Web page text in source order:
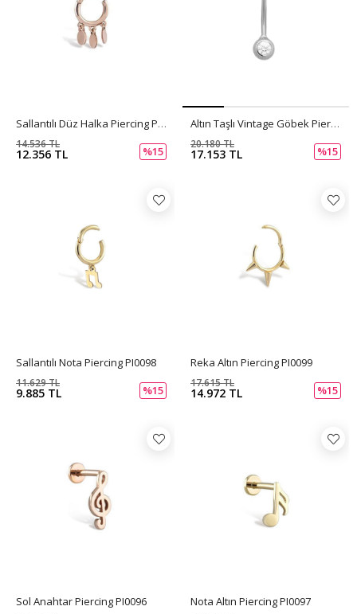
Sallantılı Düz Halka Piercing PI0100
12.356 TL
14.536 TL
%15
Altın Taşlı Vintage Göbek Piercing PI0101
17.153 TL
20.180 TL
%15
Sallantılı Nota Piercing PI0098
9.885 TL
11.629 TL
%15
Reka Altın Piercing PI0099
14.972 TL
17.615 TL
%15
Sol Anahtar Piercing PI0096 Nota Altın Piercing PI0097